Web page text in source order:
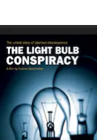
Clase
Clima
Mundial 2026
Eventos Corporativos